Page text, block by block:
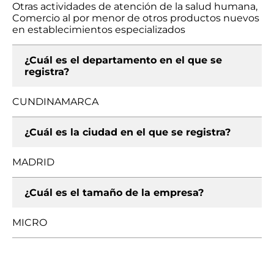
Otras actividades de atención de la salud humana,
Comercio al por menor de otros productos nuevos
en establecimientos especializados
¿Cuál es el departamento en el que se
registra?
CUNDINAMARCA
¿Cuál es la ciudad en el que se registra?
MADRID
¿Cuál es el tamaño de la empresa?
MICRO